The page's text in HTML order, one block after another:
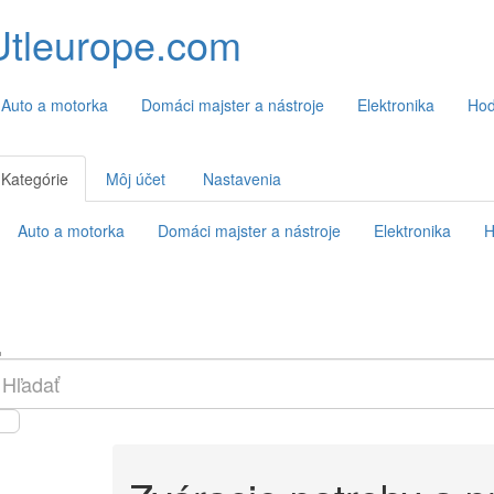
Auto a motorka Domáci majster a nástroje Elektronika
Kategórie Môj účet Nastavenia
Auto a motorka Domáci majster a nástroje Elektronika